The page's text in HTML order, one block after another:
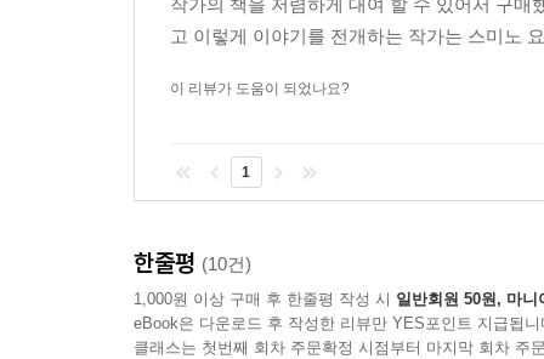
작가의 책을 저렴하게 대여 할 수 있어서 구
고 이렇게 이야기를 전개하는 작가는 스미노
이 리뷰가 도움이 되었나요?
1
한줄평 (10건)
1,000원 이상 구매 후 한줄평 작성 시 일반회원 50원, 마니
eBook은 다운로드 후 작성한 리뷰만 YES포인트 지급됩니
클래스는 첫번째 회차 주문확정 시점부터 마지막 회차 주